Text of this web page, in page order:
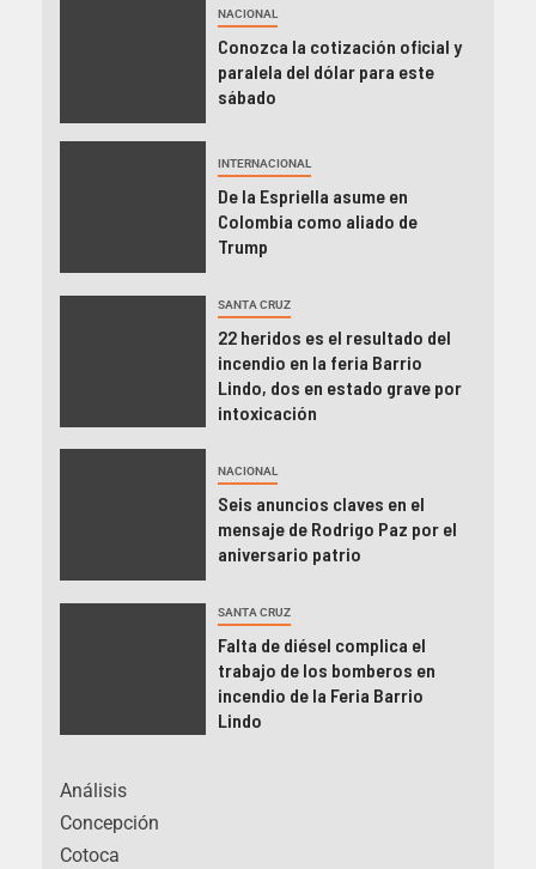
NACIONAL
Conozca la cotización oficial y
paralela del dólar para este
sábado
INTERNACIONAL
De la Espriella asume en
Colombia como aliado de
Trump
SANTA CRUZ
22 heridos es el resultado del
incendio en la feria Barrio
Lindo, dos en estado grave por
intoxicación
NACIONAL
Seis anuncios claves en el
mensaje de Rodrigo Paz por el
aniversario patrio
SANTA CRUZ
Falta de diésel complica el
trabajo de los bomberos en
incendio de la Feria Barrio
Lindo
Análisis
Concepción
Cotoca